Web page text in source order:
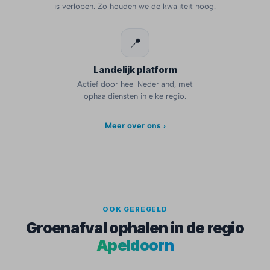
is verlopen. Zo houden we de kwaliteit hoog.
📍
Landelijk platform
Actief door heel Nederland, met
ophaaldiensten in elke regio.
Meer over ons ›
OOK GEREGELD
Groenafval ophalen in de regio
Apeldoorn